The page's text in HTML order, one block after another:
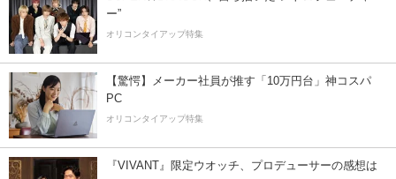
ー”
オリコンタイアップ特集
【驚愕】メーカー社員が推す「10万円台」神コスパ
PC
オリコンタイアップ特集
『VIVANT』限定ウオッチ、プロデューサーの感想は